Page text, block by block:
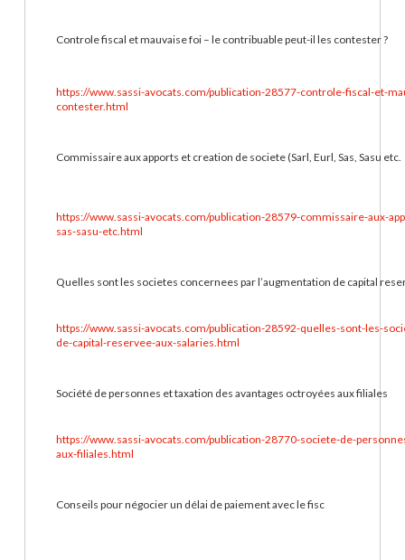
Controle fiscal et mauvaise foi – le contribuable peut-il les contester ?
https://www.sassi-avocats.com/publication-28577-controle-fiscal-et-
contester.html
Commissaire aux apports et creation de societe (Sarl, Eurl, Sas, Sasu etc.
https://www.sassi-avocats.com/publication-28579-commissaire-aux-
sas-sasu-etc.html
Quelles sont les societes concernees par l’augmentation de capital
https://www.sassi-avocats.com/publication-28592-quelles-sont-les-
de-capital-reservee-aux-salaries.html
Société de personnes et taxation des avantages octroyées aux filiales
https://www.sassi-avocats.com/publication-28770-societe-de-
aux-filiales.html
Conseils pour négocier un délai de paiement avec le fisc